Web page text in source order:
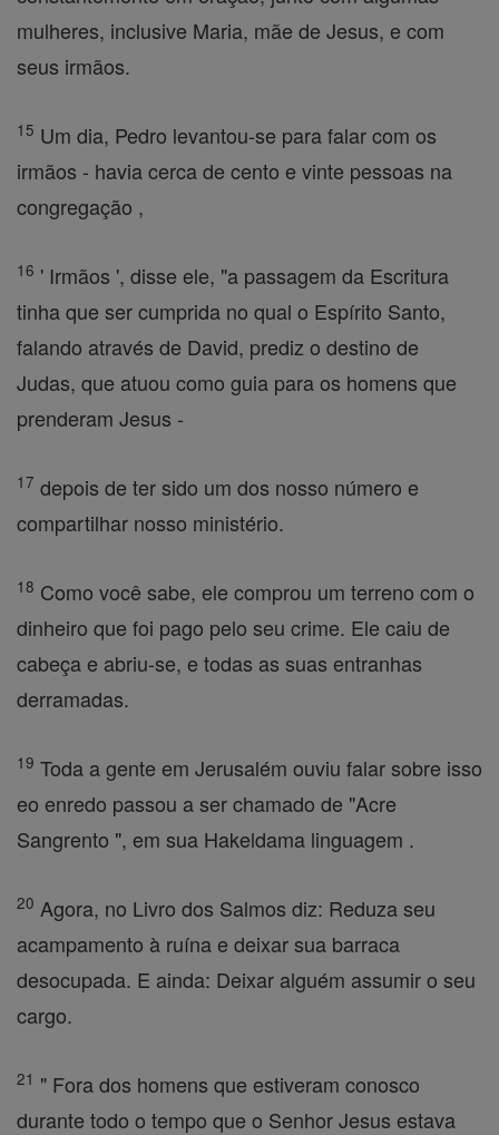
mulheres, inclusive Maria, mãe de Jesus, e com
seus irmãos.
15 Um dia, Pedro levantou-se para falar com os
irmãos - havia cerca de cento e vinte pessoas na
congregação ,
16 ' Irmãos ', disse ele, "a passagem da Escritura
tinha que ser cumprida no qual o Espírito Santo,
falando através de David, prediz o destino de
Judas, que atuou como guia para os homens que
prenderam Jesus -
17 depois de ter sido um dos nosso número e
compartilhar nosso ministério.
18 Como você sabe, ele comprou um terreno com o
dinheiro que foi pago pelo seu crime. Ele caiu de
cabeça e abriu-se, e todas as suas entranhas
derramadas.
19 Toda a gente em Jerusalém ouviu falar sobre isso
eo enredo passou a ser chamado de "Acre
Sangrento ", em sua Hakeldama linguagem .
20 Agora, no Livro dos Salmos diz: Reduza seu
acampamento à ruína e deixar sua barraca
desocupada. E ainda: Deixar alguém assumir o seu
cargo.
21 " Fora dos homens que estiveram conosco
durante todo o tempo que o Senhor Jesus estava